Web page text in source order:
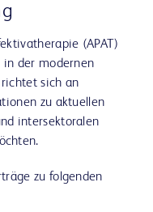
(APAT)
der modernen
sich an
zu aktuellen
intersektoralen
zu folgenden